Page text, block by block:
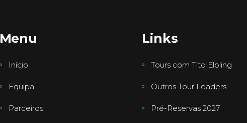
Menu
Início
Equipa
Parceiros
Links
Tours com Tito Elbling
Outros Tour Leaders
Pré-Reservas 2027